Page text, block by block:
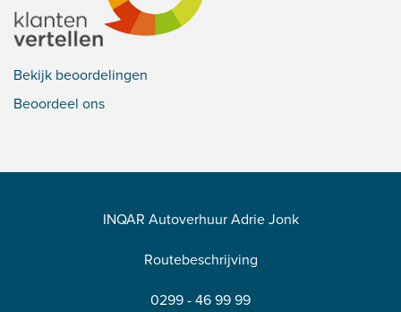
Bekijk beoordelingen
Beoordeel ons
INQAR Autoverhuur Adrie Jonk
Routebeschrijving
0299 - 46 99 99